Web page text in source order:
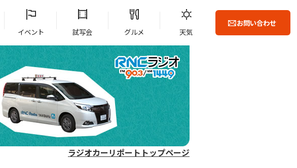
イベント 試写会 グルメ 天気
お問い合わせ
ラジオカーリポートトップページ